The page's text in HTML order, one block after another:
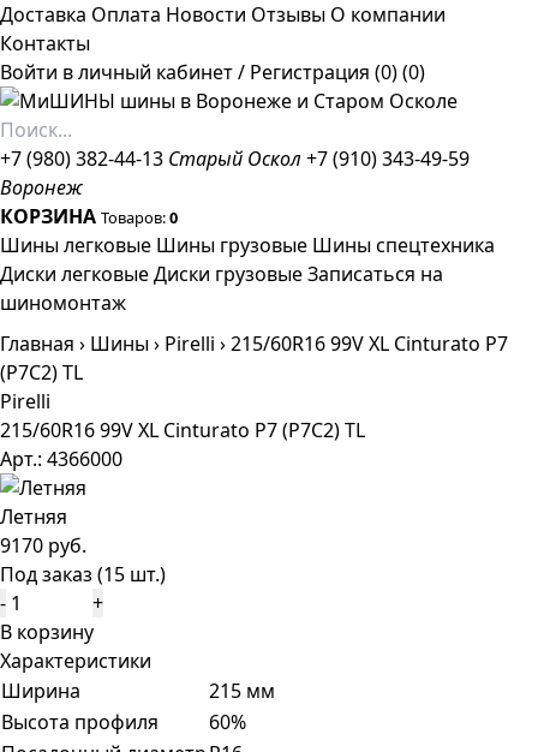
Доставка Оплата Новости Отзывы О компании
Контакты
Войти в личный кабинет/ Регистрация (0)(0)
+7 (980) 382-44-13 Старый Оскол +7 (910) 343-49-59
Воронеж
КОРЗИНА Товаров:0
Шины легковые Шины грузовые Шины спецтехника
Диски легковыеДиски грузовыеЗаписаться на
шиномонтаж
Главная › Шины› Pirelli ›215/60R16 99V XL Cinturato P7
(P7C2) TL
Pirelli
215/60R16 99V XL Cinturato P7 (P7C2) TL
Арт.: 4366000
Летняя
9170 руб.
Под заказ (15 шт.)
-
+
В корзину
Характеристики
Ширина
215 мм
Высота профиля
60%